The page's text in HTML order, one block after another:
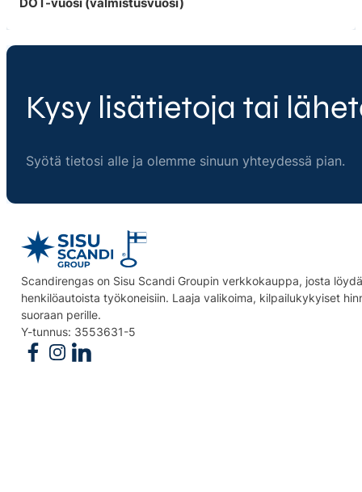
DOT-vuosi (valmistusvuosi)
Kysy lisätietoja tai
Syötä tietosi alle ja olemme sinuun yhteydessä pian.
Scandirengas on Sisu Scandi Groupin verkkokauppa, josta
henkilöautoista työkoneisiin. Laaja valikoima, kilpailukykyiset
suoraan perille.
Y-tunnus: 3553631-5
Follow us on Facebook
Follow us on Instagram
Follow us on Linkedin